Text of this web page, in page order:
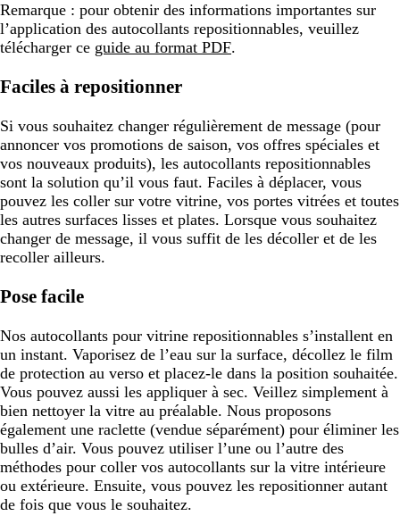
Remarque : pour obtenir des informations importantes sur
l’application des autocollants repositionnables, veuillez
télécharger ce guide au format PDF.
Faciles à repositionner
Si vous souhaitez changer régulièrement de message (pour
annoncer vos promotions de saison, vos offres spéciales et
vos nouveaux produits), les autocollants repositionnables
sont la solution qu’il vous faut. Faciles à déplacer, vous
pouvez les coller sur votre vitrine, vos portes vitrées et toutes
les autres surfaces lisses et plates. Lorsque vous souhaitez
changer de message, il vous suffit de les décoller et de les
recoller ailleurs.
Pose facile
Nos autocollants pour vitrine repositionnables s’installent en
un instant. Vaporisez de l’eau sur la surface, décollez le film
de protection au verso et placez-le dans la position souhaitée.
Vous pouvez aussi les appliquer à sec. Veillez simplement à
bien nettoyer la vitre au préalable. Nous proposons
également une raclette (vendue séparément) pour éliminer les
bulles d’air. Vous pouvez utiliser l’une ou l’autre des
méthodes pour coller vos autocollants sur la vitre intérieure
ou extérieure. Ensuite, vous pouvez les repositionner autant
de fois que vous le souhaitez.